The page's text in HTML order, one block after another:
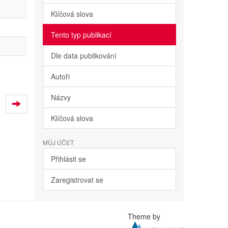
Klíčová slova
Tento typ publikací
Dle data publikování
Autoři
Názvy
Klíčová slova
MŮJ ÚČET
Přihlásit se
Zaregistrovat se
Theme by